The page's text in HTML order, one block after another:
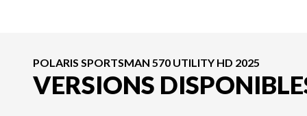
POLARIS SPORTSMAN 570 UTILITY HD 2025
VERSIONS